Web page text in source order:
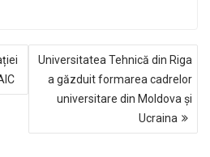
Universitatea Tehnică din Riga
a găzduit formarea cadrelor
universitare din Moldova și
Ucraina